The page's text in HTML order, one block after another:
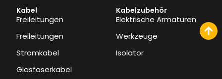
Kabel
Freileitungen
Freileitungen
Stromkabel
Glasfaserkabel
Kabelzubehör
Elektrische Armaturen
Werkzeuge
Isolator